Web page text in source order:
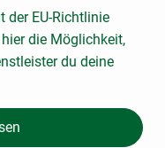
€ /kg
der EU-Richtlinie
die Möglichkeit,
du deine